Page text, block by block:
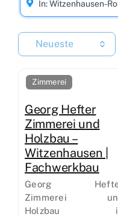
Neueste
Zimmerei
Georg Hefter
Zimmerei und
Holzbau –
Witzenhausen |
Fachwerkbau
Georg
Zimmerei
Holzbau